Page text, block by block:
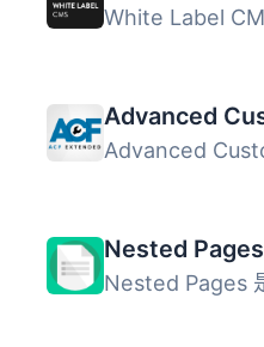
Nested Pages